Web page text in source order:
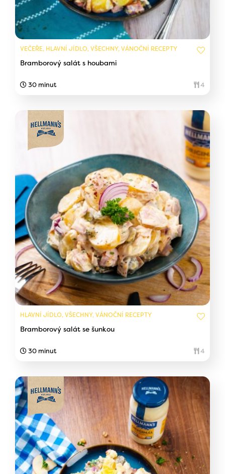
VEČEŘE, HLAVNÍ JÍDLO, VŠECHNY, VÁNOČNÍ RECEPTY
Bramborový salát s houbami
30 minut 4
HLAVNÍ JÍDLO, VŠECHNY, VÁNOČNÍ RECEPTY
Bramborový salát se šunkou
30 minut 4